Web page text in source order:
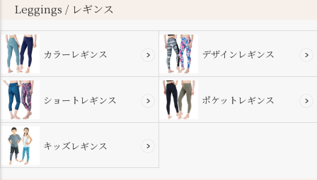
Leggings / レギンス
カラーレギンス デザインレギンス
ショートレギンス ポケットレギンス
キッズレギンス